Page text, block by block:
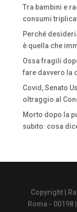
Tra bambini e
consumi
Perché
è quella che
Ossa fragili
fare davvero la
Covid, Senato
oltraggio al
Morto dopo la
subito: cosa
Copyright |
Roma - 00198